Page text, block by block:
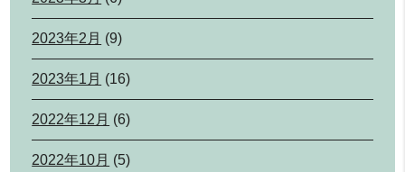
2023年2月 (9)
2023年1月 (16)
2022年12月 (6)
2022年10月 (5)